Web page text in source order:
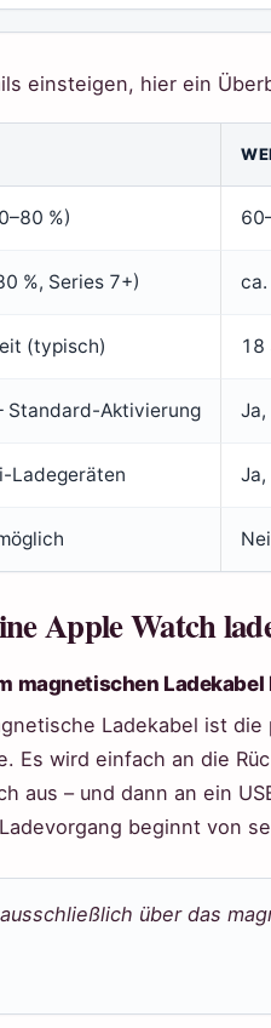
einsteigen, hier ein
%)
%, Series 7+)
(typisch) 18
Standard-Aktivierung
Ladegeräten Ja,
Apple Watch
magnetischen Ladekabel
Ladekabel ist
Es wird einfach an die
aus – und dann an ein
beginnt von
über das